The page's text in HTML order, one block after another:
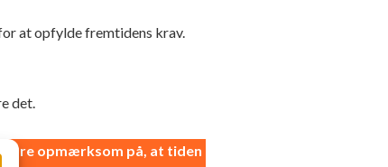
at opfylde fremtidens krav.
det.
være opmærksom på, at tiden